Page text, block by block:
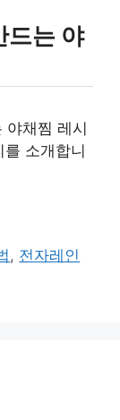
드는 야
야채찜 레시
소개합니
, 전자레인